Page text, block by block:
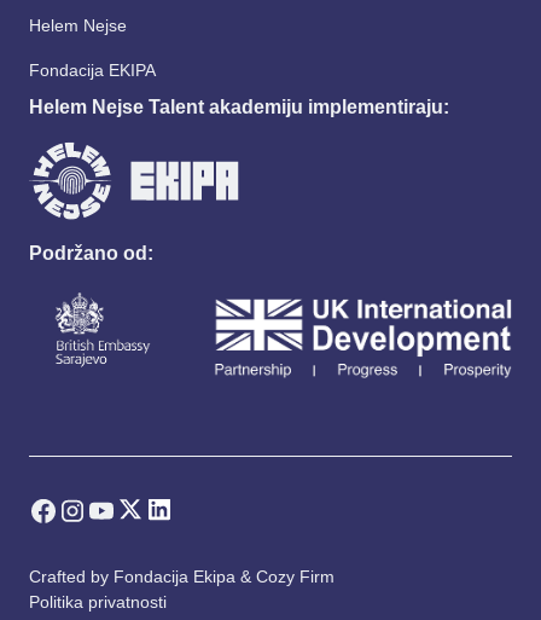
Helem Nejse
Fondacija EKIPA
Helem Nejse Talent akademiju implementiraju:
Podržano od:
Crafted by Fondacija Ekipa & Cozy Firm
Politika privatnosti